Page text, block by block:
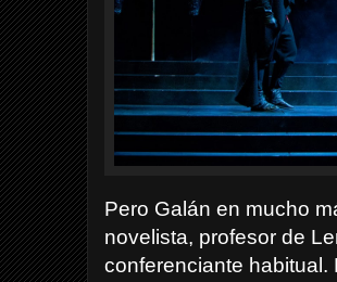
Pero Galán en mucho
novelista, profesor de
conferenciante habitual.